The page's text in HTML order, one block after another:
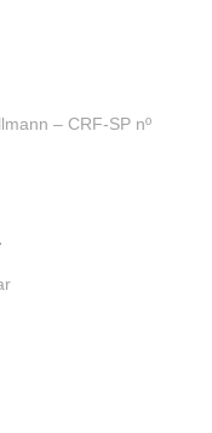
– CRF-SP nº